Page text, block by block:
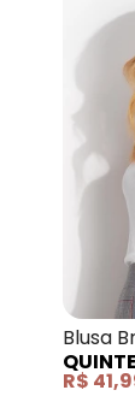
Blusa
Crepe
R$